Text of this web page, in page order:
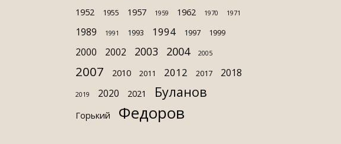
1952 1955 1957 1959 1962 1970 1971
1989 1991 1993 1994 1997 1999
2000 2002 2003 2004 2005
2007 2010 2011 2012 2017 2018
2019 2020 2021 Буланов
Горький Федоров